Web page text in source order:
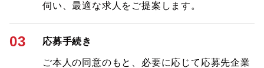
伺い、最適な求人をご提案します。
03 応募手続き
ご本人の同意のもと、必要に応じて応募先企業